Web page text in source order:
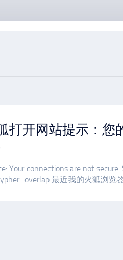
打开网站提示：您
Your connections are not secure.
最近我的火狐浏览